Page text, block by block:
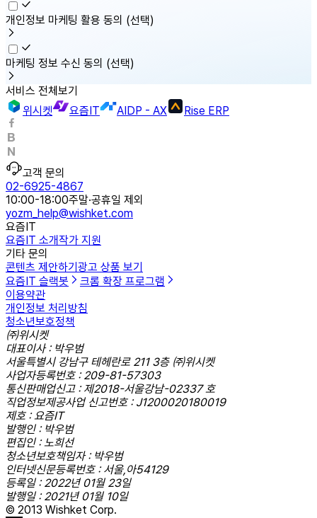
개인정보 마케팅 활용 동의 (선택)
마케팅 정보 수신 동의 (선택)
서비스 전체보기
위시켓
요즘IT AIDP - AX Rise ERP
고객 문의
02-6925-4867
10:00-18:00주말·공휴일 제외
yozm_help@wishket.com
요즘IT
요즘IT 소개작가 지원
기타 문의
콘텐츠 제안하기 광고 상품 보기
요즘IT 슬랙봇
크롬 확장 프로그램
이용약관
개인정보 처리방침
청소년보호정책
㈜위시켓
대표이사 : 박우범
서울특별시 강남구 테헤란로 211 3층 ㈜위시켓
사업자등록번호 : 209-81-57303
통신판매업신고 : 제2018-서울강남-02337 호
직업정보제공사업 신고번호 : J1200020180019
제호 : 요즘IT
발행인 : 박우범
편집인 : 노희선
청소년보호책임자 : 박우범
인터넷신문등록번호 : 서울,아54129
등록일 : 2022년 01월 23일
발행일 : 2021년 01월 10일
© 2013 Wishket Corp.